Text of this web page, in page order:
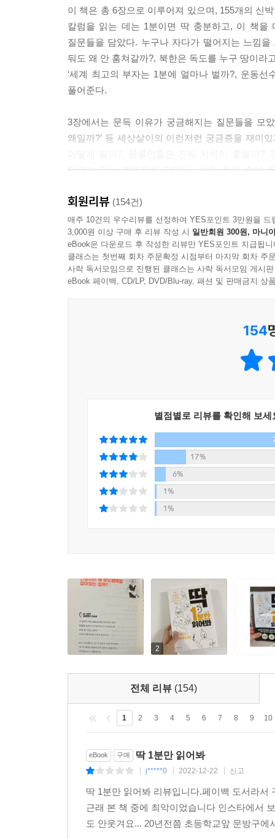
--- p.47
첫사랑을 앓듯이 아프다고 해서 사랑니인데,
이건 인간의 대표적인 흔적기관에 속하거든.
인류가 발전하면서
예전만큼 이를 사용할 필요가 없어졌고,
또 뇌가 커지고 턱이 줄어드는 방향으로 진화했지.
근데 사랑니라는 건
일단 제일 먼저 알아볼 게 휴지심이야.
솔직히 휴지 없을 때 휴지심이 있으면
그야말로 구세주를 만난 기분이잖아.
일단 휴지심은 표면이 좀 거칠고 딱딱하거든.
이걸 바로 쓰면 안 되고,
곱게 펴서 여러 번 비비고 문질러봐.
밤늦게까지 유튜브를 보면서 취침도 늦어지고
식욕 억제 호르몬이 제대로 분비가 안 되는 거야.
이런 이유로 밤에는 먹을 게 당기는 거고,
거기다 하루 동안 받은 스트레스와
평상시 갖고 있던 우울감들을
야식을 먹으면서 해소하게 되거든.
즉 밤에 먹으면 배만 차는 게 아니라
정신적인 만족도가 훨씬 높다는 거지.
이건 태엽을 감아서
기계적으로 시계를 돌리는 방식인데,
정확도를 높이고 여러 기능을 넣으려면
부품이 정말 많이 들어가게 돼.
그리고 여기에 들어가는 부품들은
각 브랜드만의 방식으로 직접 제작하는 거라서
엄청난 장인 정신이
시계에 들어가 있다고 할 수 있지.
--- p.201
이 두루마리 휴지를 처음 만든 사람은
‘세스 휠러’라는 직장인이거든.
무려 1891년에 개발해서 미국 특허청에 등록했어.
휴지를 두루마리로 만들고 절취선도 만들었지.
이 사람은 ‘휴지가 바깥쪽으로 나와야
이 책은 총 6장으로 이루어져 있으며, 155개의 신
칼럼을 읽는 데는 1분이면 딱 충분하고, 이 책
질문들을 담았다. 누구나 자다가 떨어지는 느낌
둬도 왜 안 훔쳐갈까?, 북한은 독도를 누구 땅이라
‘세계 최고의 부자는 1분에 얼마나 벌까?, 운동
풀어준다.
3장에서는 문득 이유가 궁금해지는 질문들을 모
왜일까?’ 등 세상살이의 이런저런 궁금증을 재미
이유가 있는 질문들을 담았다. ‘샤워 후에 손이
왜 이다지도 졸릴까?’ 등 순간순간 느끼는 의문들
회원리뷰 (154건)
매주 10건의 우수리뷰를 선정하여 YES포인트 3만원을 드
3,000원 이상 구매 후 리뷰 작성 시 일반회원 300원, 마니
eBook은 다운로드 후 작성한 리뷰만 YES포인트 지급됩니
클래스는 첫번째 회차 주문확정 시점부터 마지막 회차 주
사락 독서모임으로 진행된 클래스는 사락 독서모임 게시
eBook 페이백, CD/LP, DVD/Blu-ray, 패션 및 판매금지 상
154
별점별로 리뷰를 확인해 보세
17%
6%
1%
1%
2
전체 리뷰 (154)
1 2 3 4 5 6 7 8 9 10
eBook 구매 딱 1분만 읽어봐
j*****0 2022-12-22 신고
딱 1분만 읽어봐 리뷰입니다.페이백 도서라
근래 본 책 중에 최악이었습니다 인스타에서
도 안웃겨요... 20년전쯤 초등학교앞 문방구